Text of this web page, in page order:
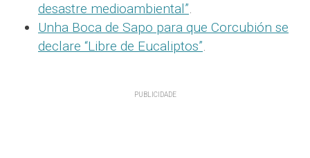
desastre medioambiental”.
Unha Boca de Sapo para que Corcubión se
declare “Libre de Eucaliptos”.